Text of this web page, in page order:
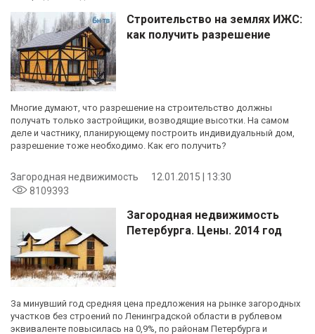
Строительство на землях ИЖС:
как получить разрешение
Многие думают, что разрешение на строительство должны
получать только застройщики, возводящие высотки. На самом
деле и частнику, планирующему построить индивидуальный дом,
разрешение тоже необходимо. Как его получить?
Загородная недвижимость
12.01.2015 | 13:30
8109393
Загородная недвижимость
Петербурга. Цены. 2014 год
За минувший год средняя цена предложения на рынке загородных
участков без строений по Ленинградской области в рублевом
эквиваленте повысилась на 0,9%, по районам Петербурга и